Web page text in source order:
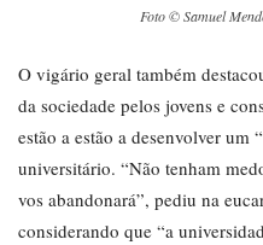
Foto © Samuel
O vigário geral também
da sociedade pelos jovens e
estão a estão a desenvolver
universitário. “Não tenham
vos abandonará”, pediu na
considerando que “a